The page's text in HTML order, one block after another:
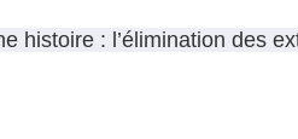
histoire : l’élimination des